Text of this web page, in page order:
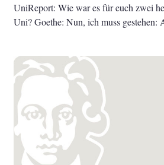
UniReport: Wie war es für euch zwei
Uni? Goethe: Nun, ich muss gestehen: